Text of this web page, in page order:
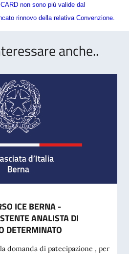
non sono più valide dal
rinnovo della relativa Convenzione.
anche..
ICE BERNA -
ANALISTA DI
DETERMINATO
domanda di patecipazione , per